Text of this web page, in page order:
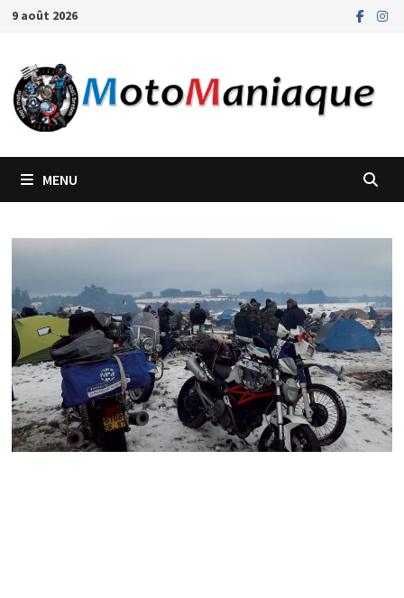
Passer
contenu
9 août 2026
MENU